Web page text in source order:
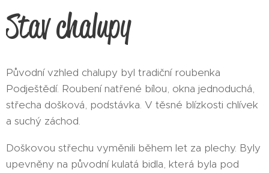
Stav chalupy
Původní vzhled chalupy byl tradiční roubenka
Podještědí. Roubení natřené bílou, okna jednoduchá,
střecha došková, podstávka. V těsné blízkosti chlívek
a suchý záchod.
Doškovou střechu vyměnili během let za plechy. Byly
upevněny na původní kulatá bidla, která byla pod